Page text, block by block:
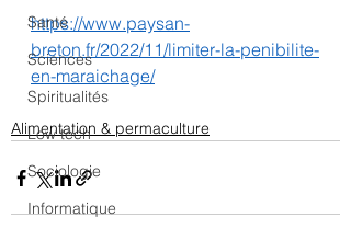
Santé
Sciences
Spiritualités
Low tech
Sociologie
Informatique
https://www.paysan-
breton.fr/2022/11/limiter-la-penibilite-
en-maraichage/
Alimentation & permaculture